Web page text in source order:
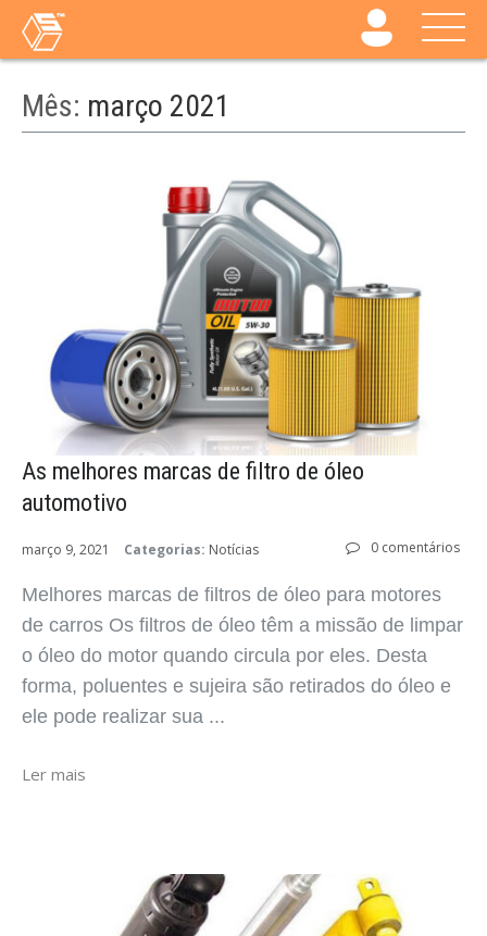
Mês: março 2021
As melhores marcas de filtro de óleo
automotivo
0 comentários
março 9, 2021 Categorias: Notícias
Melhores marcas de filtros de óleo para motores
de carros Os filtros de óleo têm a missão de limpar
o óleo do motor quando circula por eles. Desta
forma, poluentes e sujeira são retirados do óleo e
ele pode realizar sua ...
Ler mais